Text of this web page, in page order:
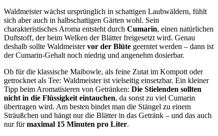
Waldmeister wächst ursprünglich in schattigen Laubwäldern, fühlt
sich aber auch in halbschattigen Gärten wohl. Sein
charakteristisches Aroma entsteht durch Cumarin, einen natürlichen
Duftstoff, der beim Welken der Blätter freigesetzt wird. Genau
deshalb sollte Waldmeistervor der Blüte geerntet werden – dann ist
der Cumarin-Gehalt noch niedrig und angenehm dosierbar.
Ob für die klassische Maibowle, als feine Zutat im Kompott oder
getrocknet als Tee: Waldmeister ist vielseitig einsetzbar. Ein kleiner
Tipp beim Aromatisieren von Getränken: Die Stielenden sollten
nicht in die Flüssigkeit eintauchen, da sonst zu viel Cumarin
übertragen wird. Am besten bindet man die Stängel zu einem
Sträußchen und hängt nur die Blätter in das Getränk – und das auch
nur fürmaximal 15 Minuten pro Liter.